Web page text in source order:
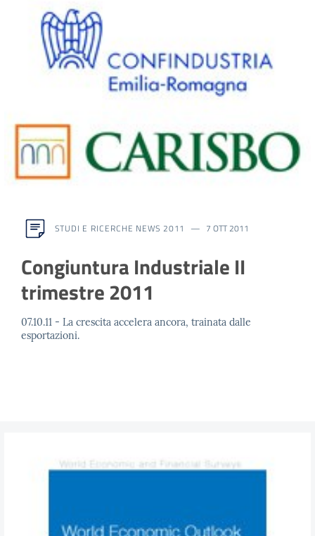
STUDI E RICERCHE NEWS 2011 7 OTT 2011
Congiuntura Industriale II
trimestre 2011
07.10.11 - La crescita accelera ancora, trainata dalle
esportazioni.